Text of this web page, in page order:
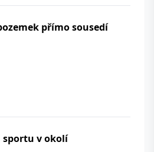
přímo sousedí
sportu v okolí